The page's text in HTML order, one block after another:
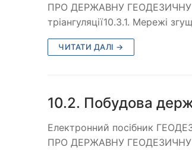
ПРО ДЕРЖАВНУ ГЕОДЕЗИЧНУ
тріангуляції10.3.1. Мережі
ЧИТАТИ ДАЛІ →
10.2. Побудова
Електронний посібник
ПРО ДЕРЖАВНУ ГЕОДЕЗИЧНУ